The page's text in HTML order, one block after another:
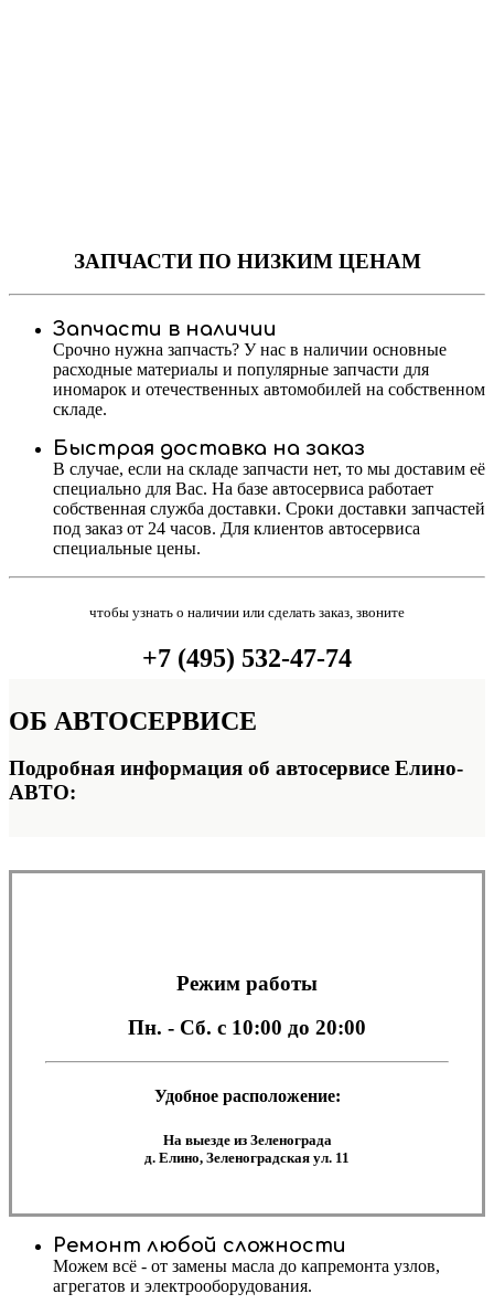
ЗАПЧАСТИПО НИЗКИМ ЦЕНАМ
Запчасти в наличии
Срочно нужна запчасть? У нас в наличии основные
расходные материалы и популярные запчасти для
иномарок и отечественных автомобилей на собственном
складе.
Быстрая доставка на заказ
В случае, если на складе запчасти нет, то мы доставим её
специально для Вас. На базе автосервиса работает
собственная служба доставки. Сроки доставки запчастей
под заказ от 24 часов. Для клиентов автосервиса
специальные цены.
чтобы узнать о наличии или сделать заказ, звоните
+7 (495) 532-47-74
ОБ АВТОСЕРВИСЕ
Подробная информация об автосервисе Елино-
АВТО:
Режим работы
Пн. - Сб. с 10:00 до 20:00
Удобное расположение:
На выезде из Зеленограда
д. Елино, Зеленоградская ул. 11
Ремонт любой сложности
Можем всё - от замены масла до капремонта узлов,
агрегатов и электрооборудования.